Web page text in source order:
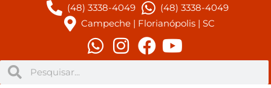
(48) 3338-4049
(48) 3338-4049
Campeche | Florianópolis | SC